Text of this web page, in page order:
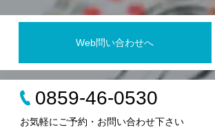
Web問い合わせへ
0859-46-0530
お気軽にご予約・お問い合わせ下さい